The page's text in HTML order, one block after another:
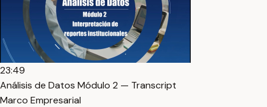
23:49
Análisis de Datos Módulo 2 — Transcript
Marco Empresarial